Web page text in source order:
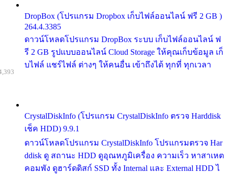
DropBox (โปรแกรม Dropbox เก็บไฟล์ออนไลน์ ฟรี 2 GB )
264.4.3385
ดาวน์โหลดโปรแกรม DropBox ระบบ เก็บไฟล์ออนไลน์ ฟ
รี 2 GB รูปแบบออนไลน์ Cloud Storage ให้คุณเก็บข้อมูล เก็
บไฟล์ แชร์ไฟล์ ต่างๆ ให้คนอื่น เข้าถึงได้ ทุกที่ ทุกเวลา
CrystalDiskInfo (โปรแกรม CrystalDiskInfo ตรวจ Harddisk
เช็ค HDD) 9.9.1
ดาวน์โหลดโปรแกรม CrystalDiskInfo โปรแกรมตรวจ Har
ddisk ดู สถานะ HDD ดูอุณหภูมิเครื่อง ความเร็ว หาสาเหต
คอมพัง ดูฮาร์ดดิสก์ SSD ทั้ง Internal และ External HDD ไ